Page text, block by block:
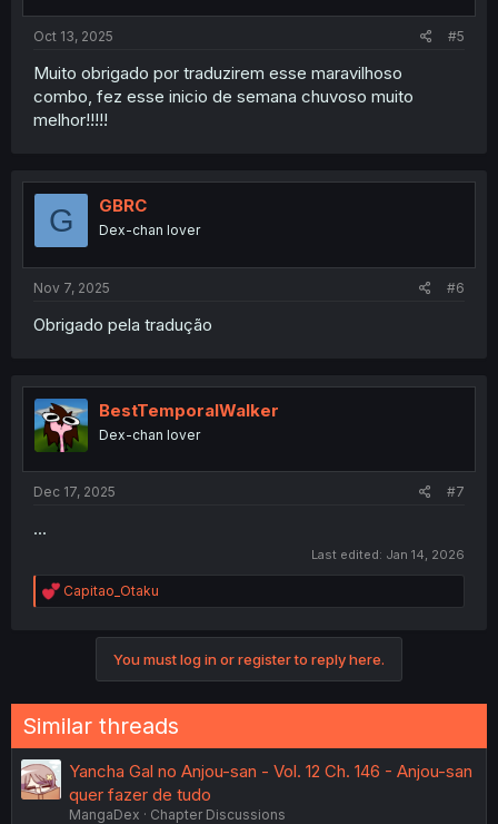
Oct 13, 2025 #5
Muito obrigado por traduzirem esse maravilhoso
combo, fez esse inicio de semana chuvoso muito
melhor!!!!!
G GBRC
Dex-chan lover
Nov 7, 2025 #6
Obrigado pela tradução
BestTemporalWalker
Dex-chan lover
Dec 17, 2025 #7
...
Last edited: Jan 14, 2026
R
e
s
:
Capitao_Otaku
You must log in or register to reply here.
Similar threads
Yancha Gal no Anjou-san - Vol. 12 Ch. 146 - Anjou-san
quer fazer de tudo
MangaDex
Chapter Discussions